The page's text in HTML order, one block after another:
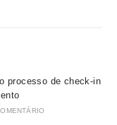
processo de check-in